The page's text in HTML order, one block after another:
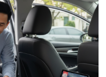
Sao Việt